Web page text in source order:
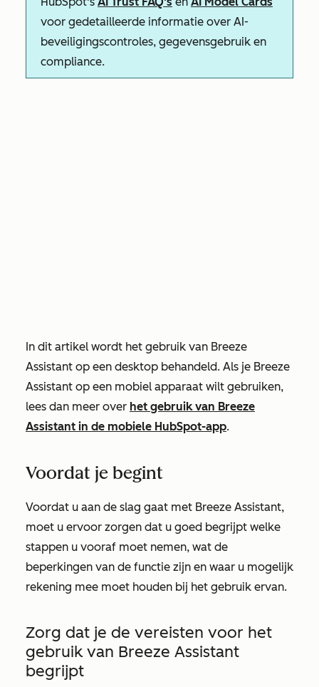
voor gedetailleerde informatie over AI-
beveiligingscontroles, gegevensgebruik en
compliance.
In dit artikel wordt het gebruik van Breeze
Assistant op een desktop behandeld. Als je Breeze
Assistant op een mobiel apparaat wilt gebruiken,
lees dan meer over het gebruik van Breeze
Assistant in de mobiele HubSpot-app.
Voordat je begint
Voordat u aan de slag gaat met Breeze Assistant,
moet u ervoor zorgen dat u goed begrijpt welke
stappen u vooraf moet nemen, wat de
beperkingen van de functie zijn en waar u mogelijk
rekening mee moet houden bij het gebruik ervan.
Zorg dat je de vereisten voor het
gebruik van Breeze Assistant
begrijpt